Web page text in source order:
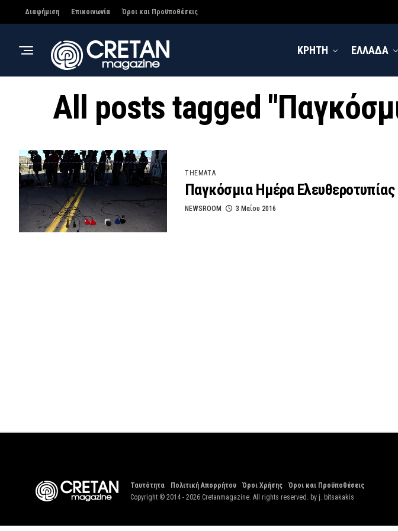
Διαφήμιση Επικοινωνία Όροι και Προϋποθέσεις
ΚΡΗΤΗ ΕΛΛΑΔΑ
All posts tagged
THEMATA
Παγκόσμια Ημέρα Ελευθεροτυπίας
NEWSROOM 3 Μαΐου 2016
Ταυτότητα Πολιτική Απορρήτου Όροι Χρήσης
Όροι και Προϋποθέσεις
Copyright © 2014 - 2026 Cretanmagazine. All rights reserved. by j. bitsakakis